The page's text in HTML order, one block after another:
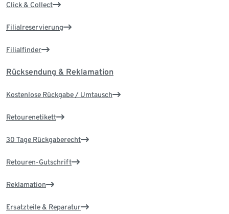
Click & Collect
Filialreservierung
Filialfinder
Rücksendung & Reklamation
Kostenlose Rückgabe / Umtausch
Retourenetikett
30 Tage Rückgaberecht
Retouren-Gutschrift
Reklamation
Ersatzteile & Reparatur